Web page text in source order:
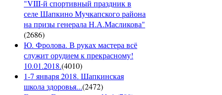
"VIII-й спортивный праздник в
селе Шапкино Мучкапского района
на призы генерала Н.А.Масликова"
(2686)
Ю. Фролова. В руках мастера всё
служит орудием к прекрасному!
10.01.2018.(4010)
1-7 января 2018. Шапкинская
школа здоровья...(2472)